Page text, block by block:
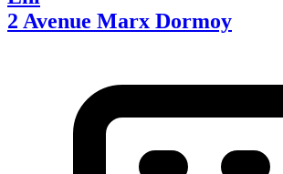
2 Avenue Marx Dormoy